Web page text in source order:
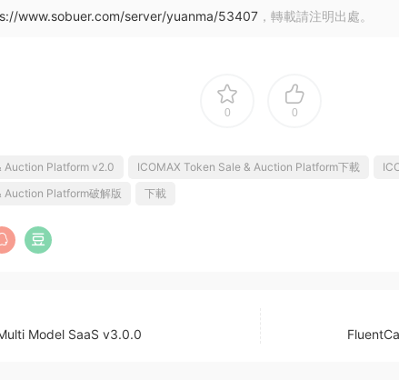
www.sobuer.com/server/yuanma/53407 ，轉載請注明出處。
0 0
Auction Platform v2.0 ICOMAX Token Sale & Auction Platform下載
Auction Platform破解版
下載
Model SaaS v3.0.0